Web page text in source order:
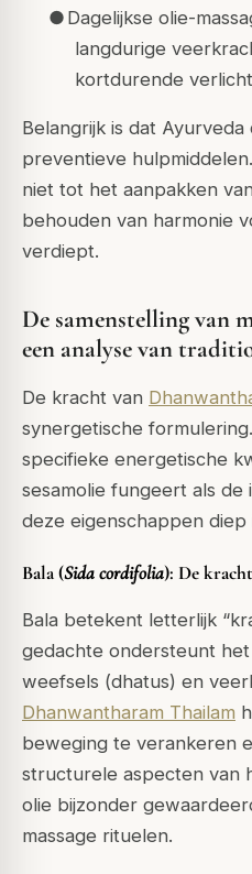
● Dagelijkse olie-
langdurige
kortdurende
Belangrijk is dat
preventieve
niet tot het aanpakken
behouden van harmonie
verdiept.
De samenstelling van
een analyse van
De kracht van
synergetische
specifieke energetische
sesamolie fungeert als
deze eigenschappen
Bala (Sida cordifolia): De
Bala betekent letterlijk
gedachte ondersteunt
weefsels (dhatus) en
Dhanwantharam Thailam
beweging te verankeren
structurele aspecten van
olie bijzonder
massage rituelen.